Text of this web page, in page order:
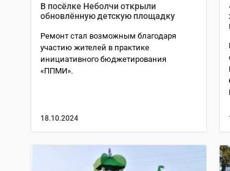
В посёлке Неболчи открыли
обновлённую детскую площадку
Ремонт стал возможным благодаря
участию жителей в практике
инициативного бюджетирования
«ППМИ».
18.10.2024